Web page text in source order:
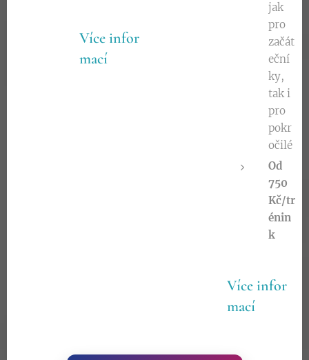
Víceinfor
mací
jak
pro
začát
eční
ky,
tak i
pro
pokr
očilé
Od
750
Kč/tr
énin
k
Víceinfor
mací